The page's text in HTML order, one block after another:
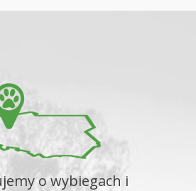
o wybiegach i